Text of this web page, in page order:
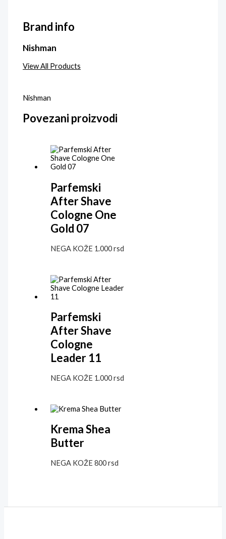
Brand info
Nishman
View All Products
Nishman
Povezani proizvodi
Parfemski
After Shave
Cologne One
Gold 07
NEGA KOŽE 1.000rsd
Parfemski
After Shave
Cologne
Leader 11
NEGA KOŽE 1.000rsd
Krema Shea
Butter
NEGA KOŽE 800rsd